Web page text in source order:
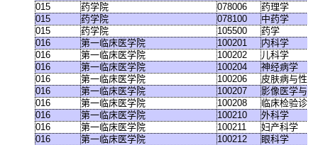
015
药学院 078006
药理学
015
药学院 078100
中药学
015
药学院 105500
药学
016
第一临床医学院 100201
内科学
016
第一临床医学院 100202
儿科学
016
第一临床医学院 100204
神经病学
016
第一临床医学院 100206
皮肤病与性
016
第一临床医学院 100207
影像医学与
016
第一临床医学院 100208
临床检验诊
016
第一临床医学院 100210
外科学
016
第一临床医学院 100211
妇产科学
016
第一临床医学院 100212
眼科学